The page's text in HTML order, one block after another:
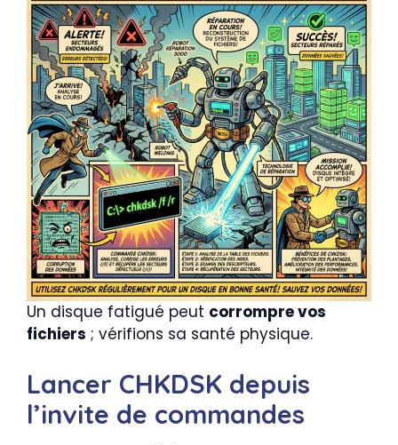
Un disque fatigué peut corrompre vos
fichiers ; vérifions sa santé physique.
Lancer CHKDSK depuis
l’invite de commandes